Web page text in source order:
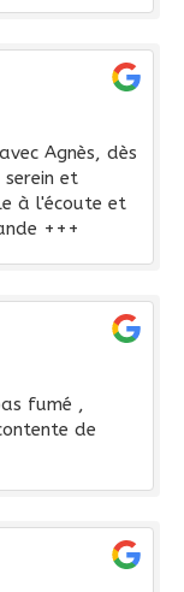
Agnès, dès
et
à l'écoute et
+++
fumé ,
de